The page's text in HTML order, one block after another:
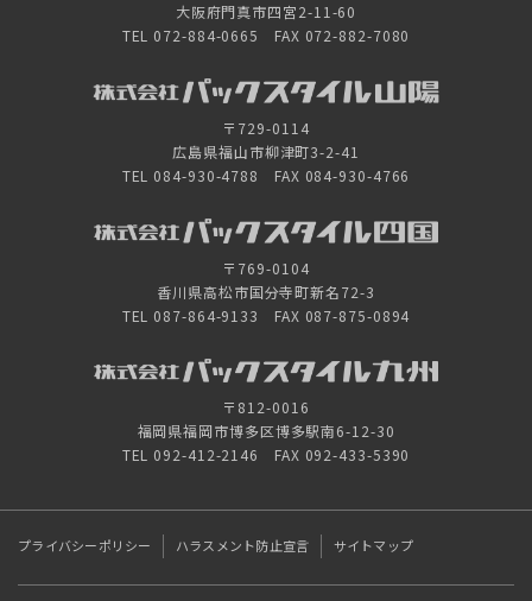
大阪府門真市四宮2-11-60
TEL 072-884-0665 FAX 072-882-7080
〒729-0114
広島県福山市柳津町3-2-41
TEL 084-930-4788 FAX 084-930-4766
〒769-0104
香川県高松市国分寺町新名72-3
TEL 087-864-9133 FAX 087-875-0894
〒812-0016
福岡県福岡市博多区博多駅南6-12-30
TEL 092-412-2146 FAX 092-433-5390
プライバシーポリシー ハラスメント防止宣言 サイトマップ